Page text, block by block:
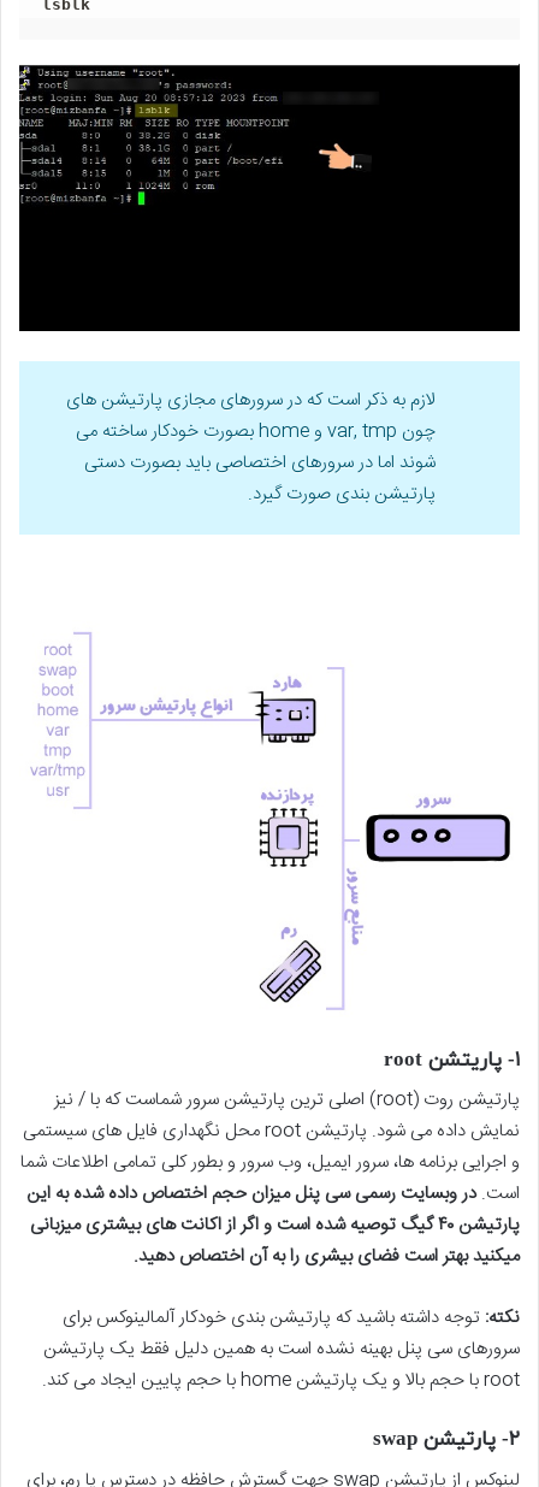
lsblk
لازم به ذکر است که در سرورهای مجازی پارتیشن های
چون var, tmp و home بصورت خودکار ساخته می
شوند اما در سرورهای اختصاصی باید بصورت دستی
پارتیشن بندی صورت گیرد.
۱- پاریتشن root
پارتیشن روت (root) اصلی ترین پارتیشن سرور شماست که با / نیز
نمایش داده می شود. پارتیشن root محل نگهداری فایل های سیستمی
و اجرایی برنامه ها، سرور ایمیل، وب سرور و بطور کلی تمامی اطلاعات شما
است.در وبسایت رسمی سی پنل میزان حجم اختصاص داده شده به این
پارتیشن ۴۰ گیگ توصیه شده است و اگر از اکانت های بیشتری میزبانی
میکنید بهتر است فضای بیشری را به آن اختصاص دهید.
نکته: توجه داشته باشید که پارتیشن بندی خودکار آلمالینوکس برای
سرورهای سی پنل بهینه نشده است به همین دلیل فقط یک پارتیشن
root با حجم بالا و یک پارتیشن home با حجم پایین ایجاد می کند.
۲- پارتیشن swap
لینوکس از پارتیشن swap جهت گسترش حافظه در دسترس یا رم، برای